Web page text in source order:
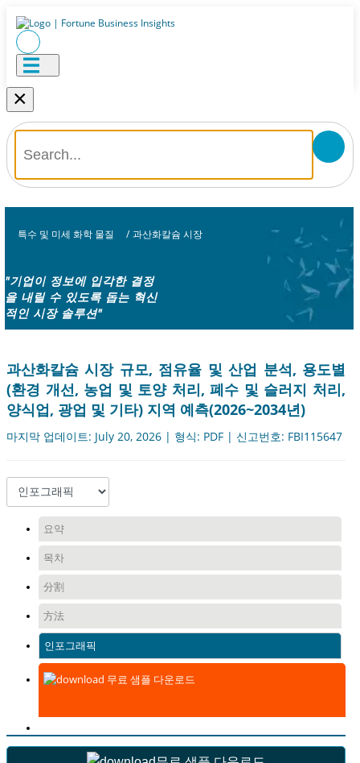
×
특수 및 미세 화학 물질 / 과산화칼슘 시장
"기업이 정보에 입각한 결정
을 내릴 수 있도록 돕는 혁신
적인 시장 솔루션"
과산화칼슘 시장 규모, 점유율 및 산업 분석, 용도별
(환경 개선, 농업 및 토양 처리, 폐수 및 슬러지 처리,
양식업, 광업 및 기타) 지역 예측(2026~2034년)
마지막 업데이트: July 20, 2026 | 형식: PDF | 신고번호: FBI115647
요약
목차
分割
方法
인포그래픽
무료 샘플 다운로드